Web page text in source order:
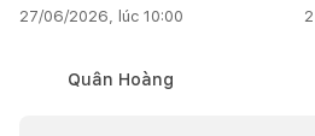
27/06/2026, lúc 10:00 2
Quân Hoàng